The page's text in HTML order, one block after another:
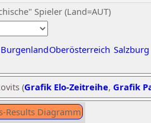
Spieler (Land=AUT)
BurgenlandOberösterreich Salzburg
(Grafik Elo-Zeitreihe, Grafik